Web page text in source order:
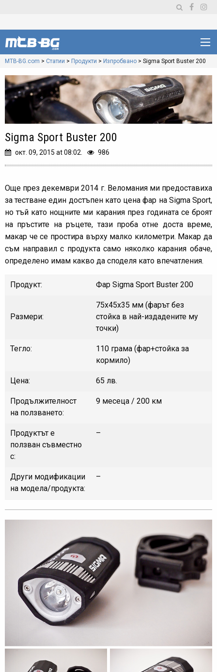
MTB-BG.com > Статии > Продукти > Изпробвано > Sigma Sport Buster 200
Sigma Sport Buster 200
окт. 09, 2015 at 08:02. 986
Още през декември 2014 г. Веломания ми предоставиха
за тестване един достъпен като цена фар на Sigma Sport,
но тъй като нощните ми карания през годината се броят
на пръстите на ръцете, тази проба отне доста време,
макар че се простира върху малко километри. Макар да
съм направил с продукта само няколко карания обаче,
определено имам какво да споделя като впечатления.
Продукт: Фар Sigma Sport Buster 200
Размери:
75х45х35 мм (фарът без
стойка в най-издадените му
точки)
Тегло:
110 грама (фар+стойка за
кормило)
Цена: 65 лв.
Продължителност
на ползването:
9 месеца / 200 км
Продуктът е
ползван съвместно
с:
–
Други модификации
на модела/продукта:
–